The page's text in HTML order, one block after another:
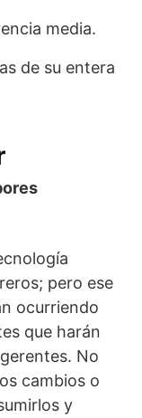
media.
de su entera
pero ese
ocurriendo
que harán
No
cambios o
y